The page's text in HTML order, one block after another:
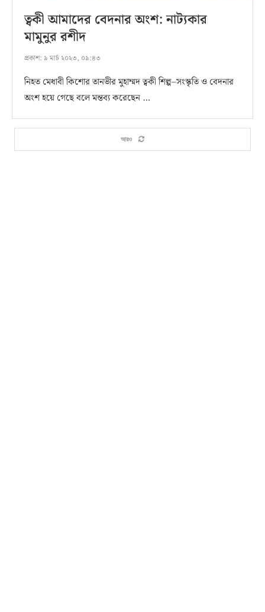
ত্বকী আমাদের বেদনার অংশ: নাট্যকার
মামুনুর রশীদ
প্রকাশ: ৯ মার্চ ২০২৩, ০৯:৪৩
নিহত মেধাবী কিশোর তানভীর মুহাম্মদ ত্বকী শিল্প–সংস্কৃতি ও বেদনার
অংশ হয়ে গেছে বলে মন্তব্য করেছেন …
আরও